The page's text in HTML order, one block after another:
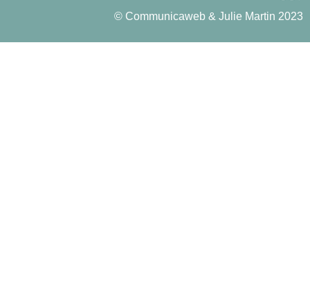
© Communicaweb & Julie Martin 2023